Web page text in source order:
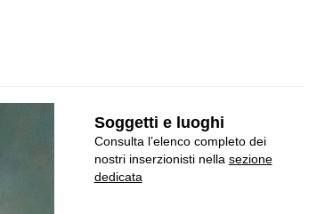
Soggetti e luoghi
Consulta l’elenco completo dei
nostri inserzionisti nella sezione
dedicata